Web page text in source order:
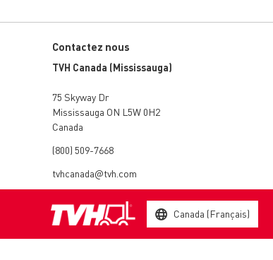
Contactez nous
TVH Canada (Mississauga)
75 Skyway Dr
Mississauga ON L5W 0H2
Canada
(800) 509-7668
tvhcanada@tvh.com
Canada (Français)